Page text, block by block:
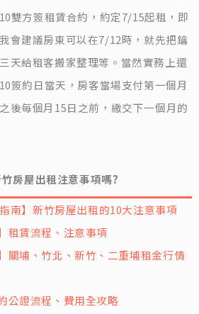
雙方簽租賃合約，約定7/15起租，即
會建議房東可以在7/12時，就先把鑰
天給租客搬家整理等。當然實務上還
簽約日當天，房客當場支付第一個月
後每個月15日之前，繳交下一個月的
房屋出租注意事項嗎?
南】新竹房屋出租的10大注意事項
租賃流程、注意事項
關埔、竹北、新竹、二重埔租金行情
公證流程、費用全攻略